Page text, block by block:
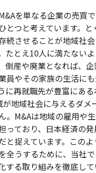
を単なる企業の売買
とつと考えています。
続させることが地域社
たとえ10人に満たない
倒産や廃業となれば、
員やその家族の生活に
に再就職先が豊富にあ
地域社会に与えるダメ
。M&Aは地域の雇用や
っており、日本経済の
と捉えています。この
全うするために、当社
する取り組みを徹底して